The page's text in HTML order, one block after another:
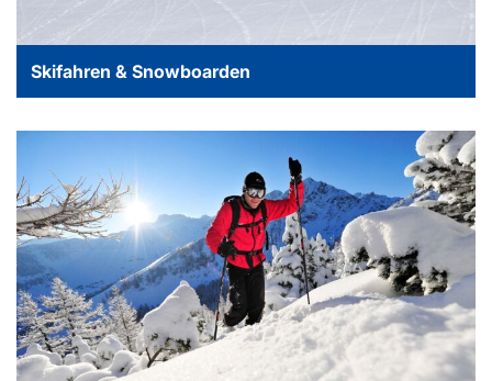
Skifahren & Snowboarden